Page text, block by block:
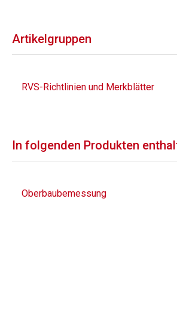
Artikelgruppen
RVS-Richtlinien und Merkblätter
In folgenden Produkten
Oberbaubemessung